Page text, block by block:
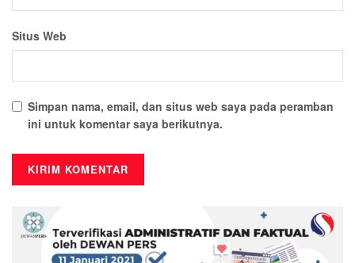
Situs Web
Simpan nama, email, dan situs web saya pada peramban
ini untuk komentar saya berikutnya.